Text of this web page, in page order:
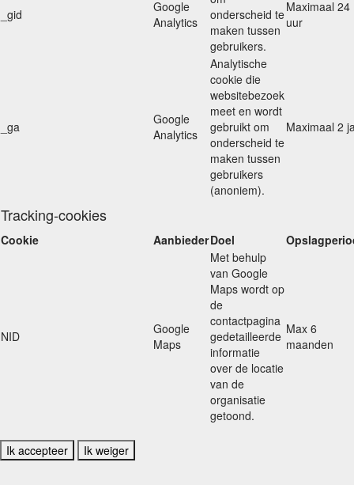
_gid
Google
Analytics
onderscheid te
maken tussen
gebruikers.
Maximaal 24
uur
_ga
Google
Analytics
Analytische
cookie die
websitebezoek
meet en wordt
gebruikt om
onderscheid te
maken tussen
gebruikers
(anoniem).
Maximaal 2
Tracking-cookies
Cookie AanbiederDoel
NID
Google
Maps
Met behulp
van Google
Maps wordt op
de
contactpagina
gedetailleerde
informatie
over de locatie
van de
organisatie
getoond.
Max 6
maanden
Ik accepteer Ik weiger